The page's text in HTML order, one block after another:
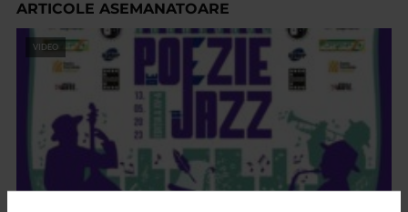
ARTICOLE ASEMANATOARE
VIDEO